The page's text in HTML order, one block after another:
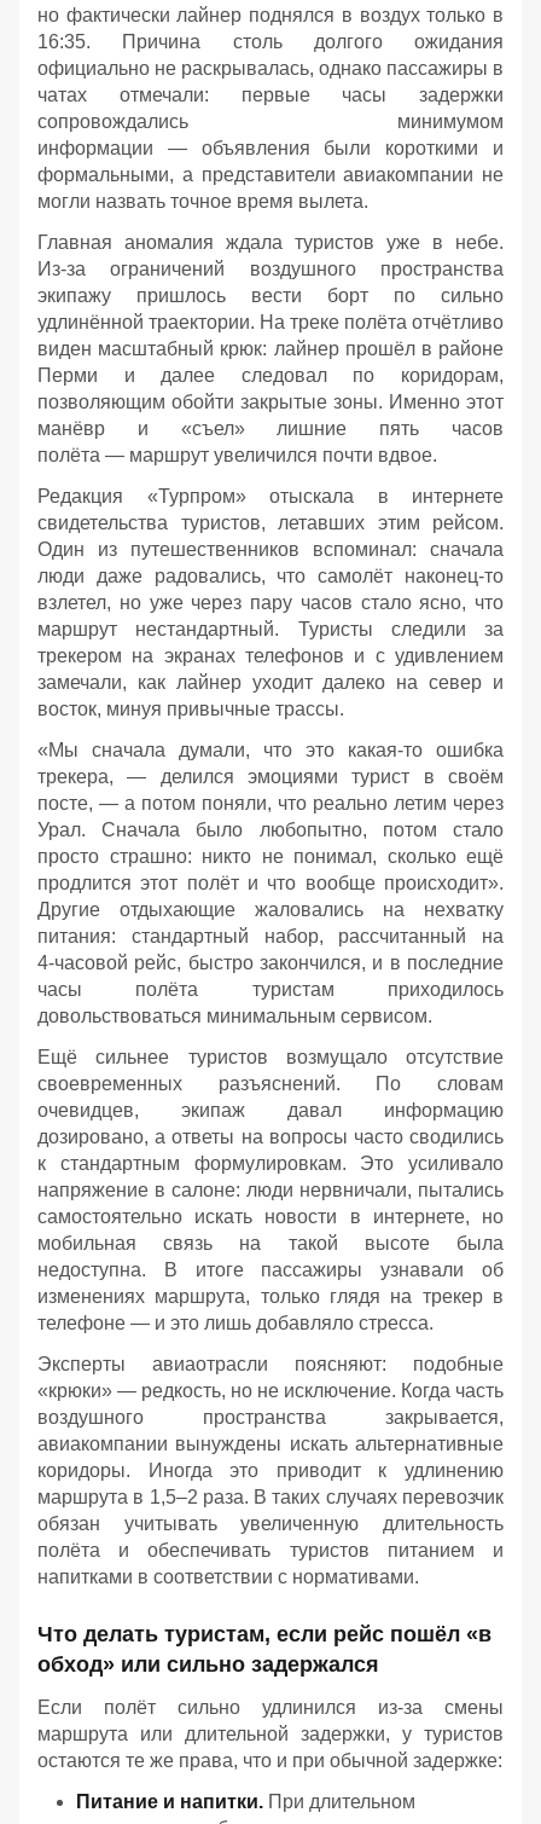
но фактически лайнер поднялся в воздух только в
16:35. Причина столь долгого ожидания
официально не раскрывалась, однако пассажиры в
чатах отмечали: первые часы задержки
сопровождались минимумом
информации — объявления были короткими и
формальными, а представители авиакомпании не
могли назвать точное время вылета.
Главная аномалия ждала туристов уже в небе.
Из‑за ограничений воздушного пространства
экипажу пришлось вести борт по сильно
удлинённой траектории. На треке полёта отчётливо
виден масштабный крюк: лайнер прошёл в районе
Перми и далее следовал по коридорам,
позволяющим обойти закрытые зоны. Именно этот
манёвр и «съел» лишние пять часов
полёта — маршрут увеличился почти вдвое.
Редакция «Турпром» отыскала в интернете
свидетельства туристов, летавших этим рейсом.
Один из путешественников вспоминал: сначала
люди даже радовались, что самолёт наконец‑то
взлетел, но уже через пару часов стало ясно, что
маршрут нестандартный. Туристы следили за
трекером на экранах телефонов и с удивлением
замечали, как лайнер уходит далеко на север и
восток, минуя привычные трассы.
«Мы сначала думали, что это какая‑то ошибка
трекера, — делился эмоциями турист в своём
посте, — а потом поняли, что реально летим через
Урал. Сначала было любопытно, потом стало
просто страшно: никто не понимал, сколько ещё
продлится этот полёт и что вообще происходит».
Другие отдыхающие жаловались на нехватку
питания: стандартный набор, рассчитанный на
4‑часовой рейс, быстро закончился, и в последние
часы полёта туристам приходилось
довольствоваться минимальным сервисом.
Ещё сильнее туристов возмущало отсутствие
своевременных разъяснений. По словам
очевидцев, экипаж давал информацию
дозировано, а ответы на вопросы часто сводились
к стандартным формулировкам. Это усиливало
напряжение в салоне: люди нервничали, пытались
самостоятельно искать новости в интернете, но
мобильная связь на такой высоте была
недоступна. В итоге пассажиры узнавали об
изменениях маршрута, только глядя на трекер в
телефоне — и это лишь добавляло стресса.
Эксперты авиаотрасли поясняют: подобные
«крюки» — редкость, но не исключение. Когда часть
воздушного пространства закрывается,
авиакомпании вынуждены искать альтернативные
коридоры. Иногда это приводит к удлинению
маршрута в 1,5–2 раза. В таких случаях перевозчик
обязан учитывать увеличенную длительность
полёта и обеспечивать туристов питанием и
напитками в соответствии с нормативами.
Что делать туристам, если рейс пошёл «в
обход» или сильно задержался
Если полёт сильно удлинился из‑за смены
маршрута или длительной задержки, у туристов
остаются те же права, что и при обычной задержке:
Питание и напитки. При длительном